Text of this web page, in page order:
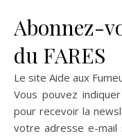
Abonnez-
du FARES
Le site Aide aux
Vous pouvez
pour recevoir la
votre adresse e-mail